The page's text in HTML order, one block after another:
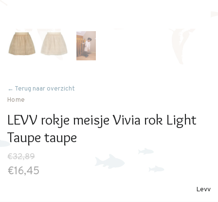
← Terug naar overzicht
Home
LEVV rokje meisje Vivia rok Light
Taupe taupe
€32,89
€16,45
Levv